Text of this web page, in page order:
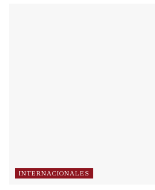
INTERNACIONALES